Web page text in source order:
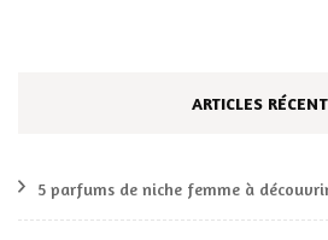
ARTICLES
5 parfums de niche femme à